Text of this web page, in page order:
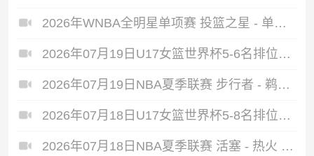
2026年WNBA全明星单项赛 投篮之星 - 单项赛 全场录像
2026年07月19日U17女篮世界杯5-6名排位赛 中国U17女篮 - 新西兰U17女篮 全场录像
2026年07月19日NBA夏季联赛 步行者 - 鹈鹕 全场录像
2026年07月18日U17女篮世界杯5-8名排位赛 斯洛文尼亚U17女篮 - 中国U17女篮 全场录像
2026年07月18日NBA夏季联赛 活塞 - 热火 全场录像